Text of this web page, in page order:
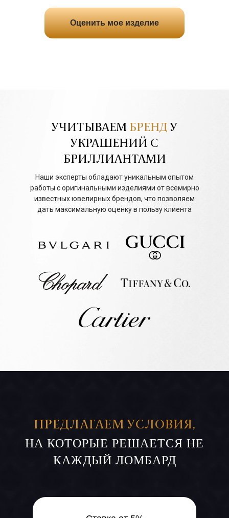
Оценить мое изделие
УЧИТЫВАЕМ БРЕНД У
УКРАШЕНИЙ С
БРИЛЛИАНТАМИ
Наши эксперты обладают уникальным опытом
работы с оригинальными изделиями от всемирно
известных ювелирных брендов, что позволяем
дать максимальную оценку в пользу клиента
НА КОТОРЫЕ РЕШАЕТСЯ НЕ
КАЖДЫЙ ЛОМБАРД
ПРЕДЛАГАЕМ УСЛОВИЯ,